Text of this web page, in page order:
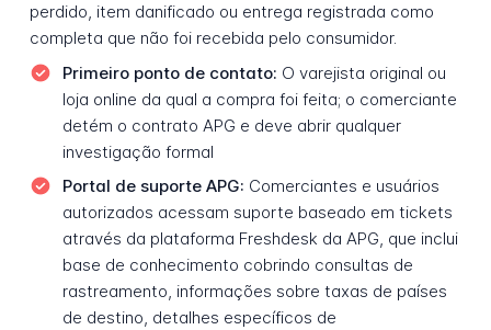
perdido, item danificado ou entrega registrada como
completa que não foi recebida pelo consumidor.
Primeiro ponto de contato: O varejista original ou
loja online da qual a compra foi feita; o comerciante
detém o contrato APG e deve abrir qualquer
investigação formal
Portal de suporte APG: Comerciantes e usuários
autorizados acessam suporte baseado em tickets
através da plataforma Freshdesk da APG, que inclui
base de conhecimento cobrindo consultas de
rastreamento, informações sobre taxas de países
de destino, detalhes específicos de